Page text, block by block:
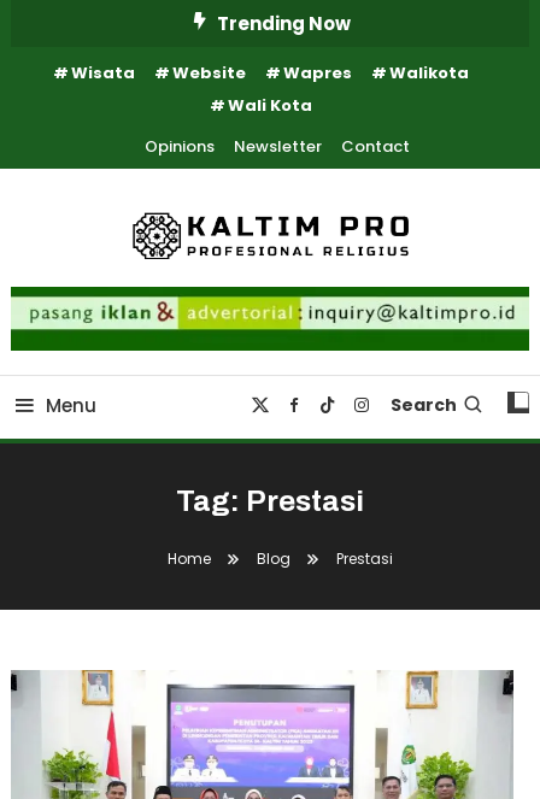
Content
Trending Now
Wisata Website Wapres
Walikota
Wali Kota
Opinions
Newsletter Contact
Kaltim Pro
Kaltim Profesional Religius
Menu Search
Tag: Prestasi
Home Blog Prestasi